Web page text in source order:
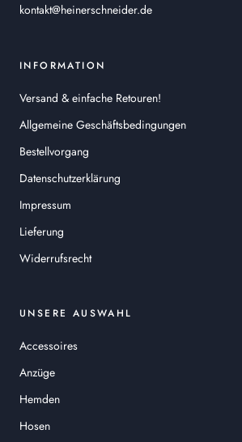
kontakt@heinerschneider.de
INFORMATION
Versand & einfache Retouren!
Allgemeine Geschäftsbedingungen
Bestellvorgang
Datenschutzerklärung
Impressum
Lieferung
Widerrufsrecht
UNSERE AUSWAHL
Accessoires
Anzüge
Hemden
Hosen